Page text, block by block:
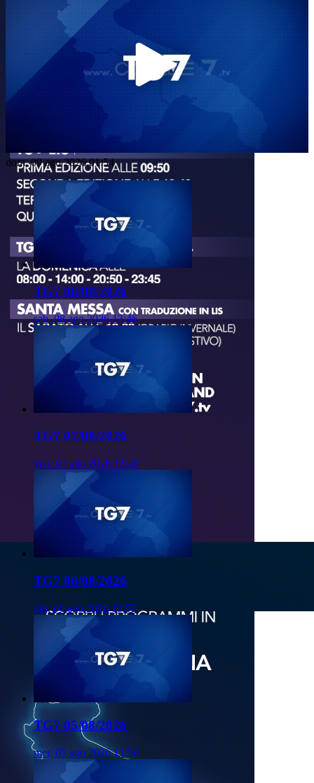
Play
Video
dom, 09 ago 2026 01:54
TG7 08/08/2026
sab, 08 ago 2026 13:46
TG7 07/08/2026
ven, 07 ago 2026 13:49
TG7 06/08/2026
gio, 06 ago 2026 13:52
TG7 05/08/2026
mer, 05 ago 2026 13:50